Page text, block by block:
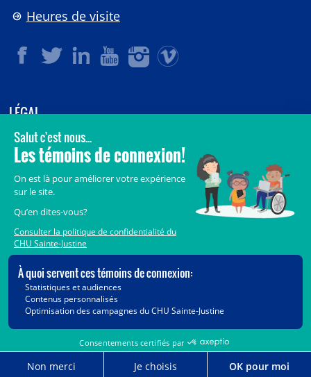
Heures de visite
LÉGAL
© 2006-2026CHU Sainte-Justine.
Tous droits réservés.
Crédits
Accès aux documents des organismes publics